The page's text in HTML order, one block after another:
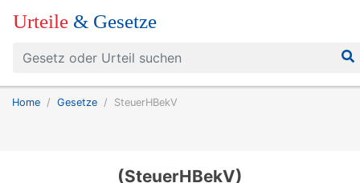
Urteile & Gesetze
Home Gesetze SteuerHBekV
(SteuerHBekV)